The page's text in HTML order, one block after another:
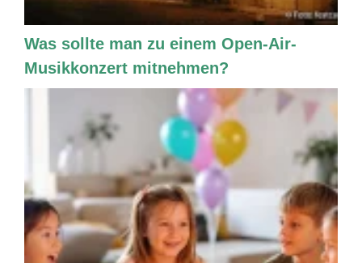
Was sollte man zu einem Open-Air-
Musikkonzert mitnehmen?